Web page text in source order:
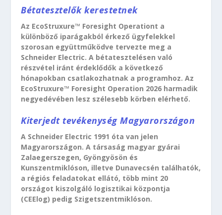
Bétatesztelők kerestetnek
Az EcoStruxure™ Foresight Operationt a
különböző iparágakból érkező ügyfelekkel
szorosan együttműködve tervezte meg a
Schneider Electric. A bétatesztelésen való
részvétel iránt érdeklődők a következő
hónapokban csatlakozhatnak a programhoz. Az
EcoStruxure™ Foresight Operation 2026 harmadik
negyedévében lesz szélesebb körben elérhető.
Kiterjedt tevékenység Magyarországon
A Schneider Electric 1991 óta van jelen
Magyarországon. A társaság magyar gyárai
Zalaegerszegen, Gyöngyösön és
Kunszentmiklóson, illetve Dunavecsén találhatók,
a régiós feladatokat ellátó, több mint 20
országot kiszolgáló logisztikai központja
(CEElog) pedig Szigetszentmiklóson.